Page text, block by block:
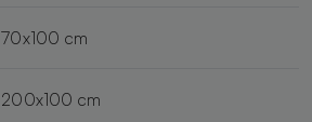
70x100 cm
200x100 cm